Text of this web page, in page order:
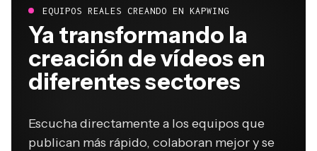
EQUIPOS REALES CREANDO EN KAPWING
Ya transformando la
creación de vídeos en
diferentes sectores
Escucha directamente a los equipos que
publican más rápido, colaboran mejor y se